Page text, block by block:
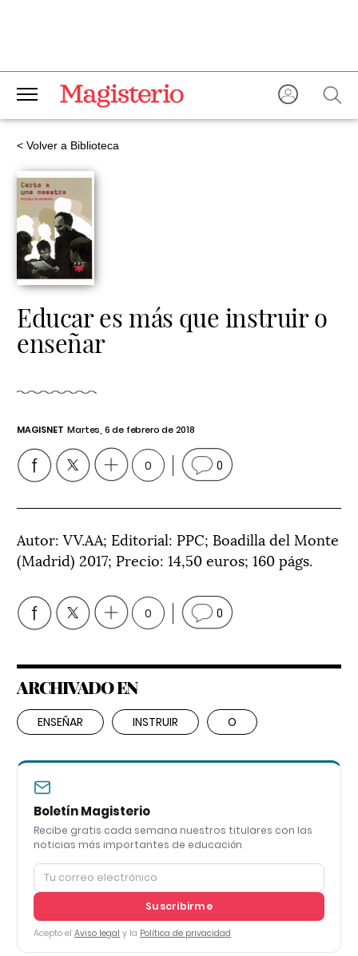
< Volver a Biblioteca
Educar es más que instruir o
enseñar
MAGISNET Martes, 6 de febrero de 2018
0 0
Autor: VV.AA; Editorial: PPC; Boadilla del Monte
(Madrid) 2017; Precio: 14,50 euros; 160 págs.
0 0
ARCHIVADO EN
ENSEÑAR INSTRUIR O
Boletín Magisterio
Recibe gratis cada semana nuestros titulares con las
noticias más importantes de educación
Suscribirme
Acepto el Aviso legal y la Política de privacidad